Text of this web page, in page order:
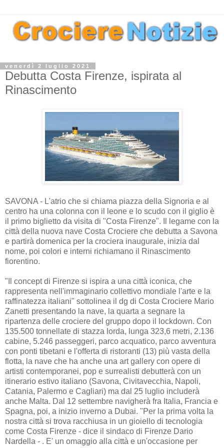
venerdì 2 luglio 2021
Debutta Costa Firenze, ispirata al
Rinascimento
SAVONA - L'atrio che si chiama piazza della Signoria e al
centro ha una colonna con il leone e lo scudo con il giglio è
il primo biglietto da visita di "Costa Firenze". Il legame con la
città della nuova nave Costa Crociere che debutta a Savona
e partirà domenica per la crociera inaugurale, inizia dal
nome, poi colori e interni richiamano il Rinascimento
fiorentino.
"Il concept di Firenze si ispira a una città iconica, che
rappresenta nell'immaginario collettivo mondiale l'arte e la
raffinatezza italiani" sottolinea il dg di Costa Crociere Mario
Zanetti presentando la nave, la quarta a segnare la
ripartenza delle crociere del gruppo dopo il lockdown. Con
135.500 tonnellate di stazza lorda, lunga 323,6 metri, 2.136
cabine, 5.246 passeggeri, parco acquatico, parco avventura
con ponti tibetani e l'offerta di ristoranti (13) più vasta della
flotta, la nave che ha anche una art gallery con opere di
artisti contemporanei, pop e surrealisti debutterà con un
itinerario estivo italiano (Savona, Civitavecchia, Napoli,
Catania, Palermo e Cagliari) ma dal 25 luglio includerà
anche Malta. Dal 12 settembre navigherà fra Italia, Francia e
Spagna, poi, a inizio inverno a Dubai. "Per la prima volta la
nostra città si trova racchiusa in un gioiello di tecnologia
come Costa Firenze - dice il sindaco di Firenze Dario
Nardella - . E' un omaggio alla città e un'occasione per